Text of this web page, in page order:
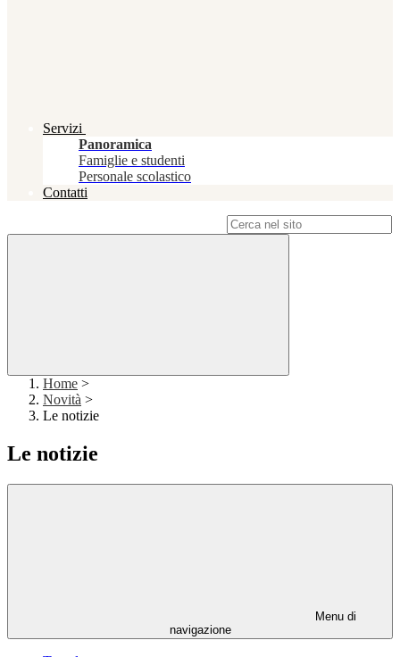
Servizi
Panoramica
Famiglie e studenti
Personale scolastico
Contatti
Home >
Novità >
Le notizie
Le notizie
Menu di
navigazione